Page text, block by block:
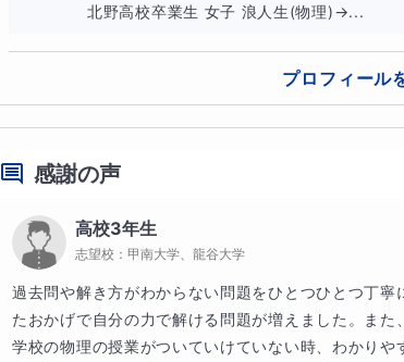
「授業」と「自習」この２つを押さえて、高校化学
◆過去に実績を出したオリジナル
大学受験コースでは、まず初めに
ために何をどれだけ勉強していくかの計画を立てま
もちろんその計画は、個々の進路や目標を込みで考
北野高校卒業生 女子 浪人生(物理)→...
プロフィール
感謝の声
高校3年生
志望校： 甲南大学、龍谷大学
過去問や解き方がわからない問題をひとつひとつ丁
たおかげで自分の力で解ける問題が増えました。また
学校の物理の授業がついていけていない時、わかり